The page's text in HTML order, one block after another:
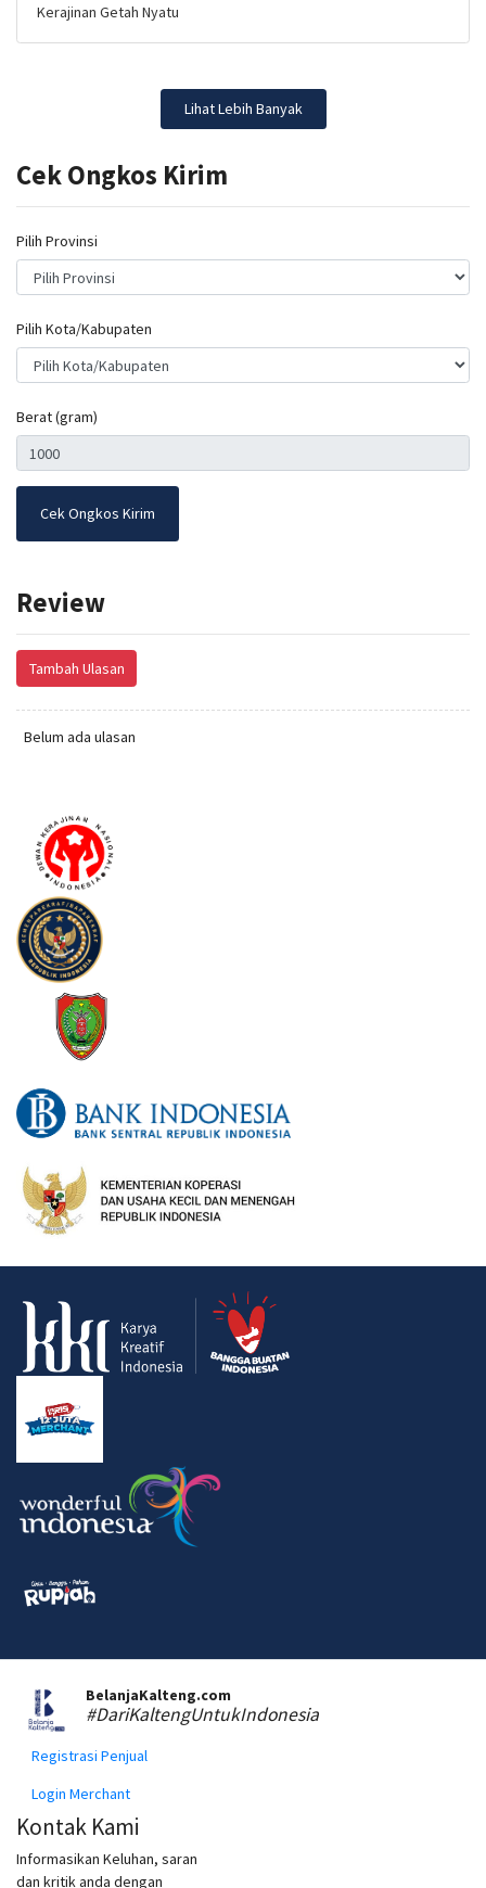
Kerajinan Getah Nyatu
Lihat Lebih Banyak
Cek Ongkos Kirim
Pilih Provinsi
Pilih Kota/Kabupaten
Berat (gram)
Cek Ongkos Kirim
Review
Tambah Ulasan
Belum ada ulasan
BelanjaKalteng.com
#DariKaltengUntukIndonesia
Registrasi Penjual
Login Merchant
Kontak Kami
Informasikan Keluhan, saran
dan kritik anda dengan